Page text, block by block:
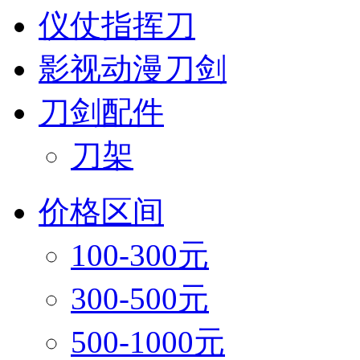
仪仗指挥刀
影视动漫刀剑
刀剑配件
刀架
价格区间
100-300元
300-500元
500-1000元